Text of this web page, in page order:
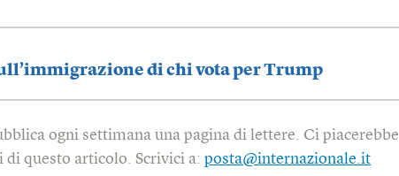
di chi vota per Trump
ogni settimana una pagina di lettere. Ci piacerebbe
di questo articolo. Scrivici a:posta@internazionale.it